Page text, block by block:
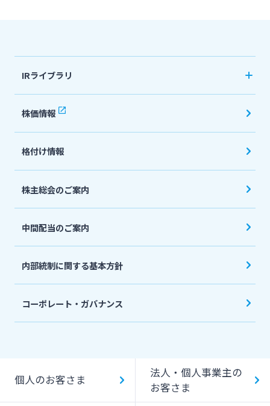
株主・投資家の皆さま
ニュースリリース一覧
採用情報
IRライブラリ
決算短信
有価証券報告書・四半期報告書
IR関連ニュースリリース
会社説明会資料
投資家向け説明会資料
English
株価情報
格付け情報
株主総会のご案内
中間配当のご案内
内部統制に関する基本方針
コーポレート・ガバナンス
個人のお客さま
法人・個人事業主の
お客さま